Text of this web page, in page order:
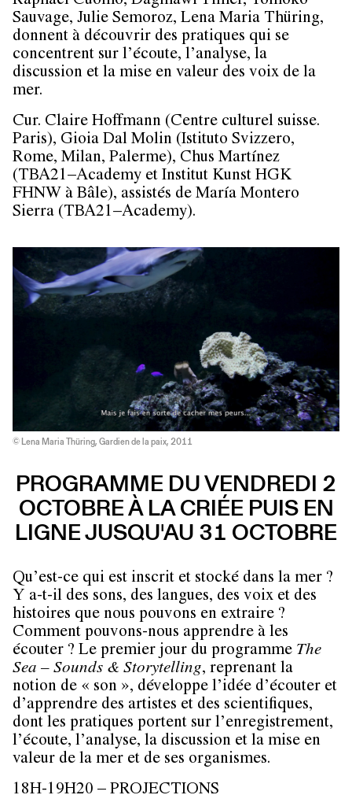
Sauvage, Julie Semoroz, Lena Maria Thüring,
donnent à découvrir des pratiques qui se
concentrent sur l’écoute, l’analyse, la
discussion et la mise en valeur des voix de la
mer.
Cur. Claire Hoffmann (Centre culturel suisse.
Paris), Gioia Dal Molin (Istituto Svizzero,
Rome, Milan, Palerme), Chus Martínez
(TBA21–Academy et Institut Kunst HGK
FHNW à Bâle), assistés de María Montero
Sierra (TBA21–Academy).
© Lena Maria Thüring, Gardien de la paix, 2011
PROGRAMME DU VENDREDI 2
OCTOBRE À LA CRIÉE PUIS EN
LIGNE JUSQU'AU 31 OCTOBRE
Qu’est-ce qui est inscrit et stocké dans la mer ?
Y a-t-il des sons, des langues, des voix et des
histoires que nous pouvons en extraire ?
Comment pouvons-nous apprendre à les
écouter ? Le premier jour du programme The
Sea – Sounds & Storytelling, reprenant la
notion de « son », développe l’idée d’écouter et
d’apprendre des artistes et des scientifiques,
dont les pratiques portent sur l’enregistrement,
l’écoute, l’analyse, la discussion et la mise en
valeur de la mer et de ses organismes.
18H-19H20 – PROJECTIONS